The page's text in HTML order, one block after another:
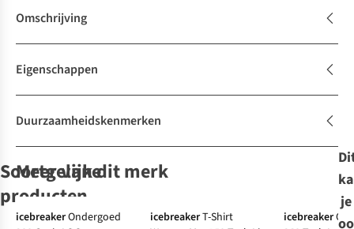
Omschrijving
Eigenschappen
Duurzaamheidskenmerken
Soortgelijke
producten
Meer van dit merk
Expert review
icebreakerOndergoed
icebreakerT-Shirt
icebreaker
je